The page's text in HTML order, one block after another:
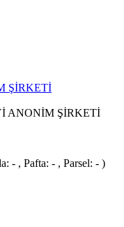
ŞİRKETİ
ANONİM ŞİRKETİ
- , Pafta: - , Parsel: - )